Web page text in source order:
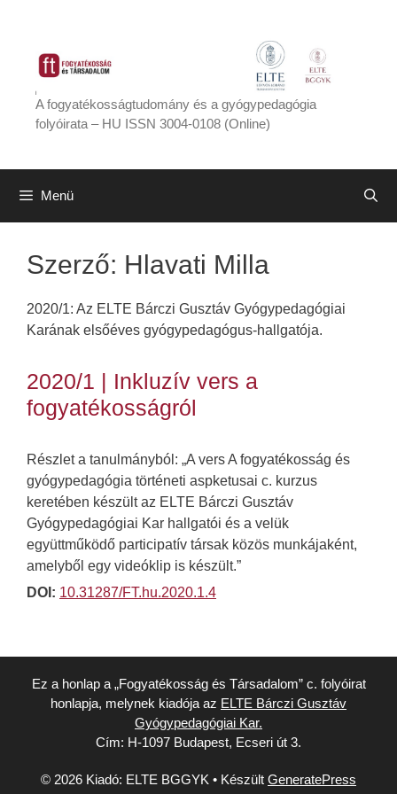
tartalomba
A fogyatékosságtudomány és a gyógypedagógia
folyóirata – HU ISSN 3004-0108 (Online)
Menü
Szerző: Hlavati Milla
2020/1: Az ELTE Bárczi Gusztáv Gyógypedagógiai
Karának elsőéves gyógypedagógus-hallgatója.
2020/1 | Inkluzív vers a
fogyatékosságról
Részlet a tanulmányból: „A vers A fogyatékosság és
gyógypedagógia történeti aspketusai c. kurzus
keretében készült az ELTE Bárczi Gusztáv
Gyógypedagógiai Kar hallgatói és a velük
együttműködő participatív társak közös munkájaként,
amelyből egy videóklip is készült.”
DOI: 10.31287/FT.hu.2020.1.4
Ez a honlap a „Fogyatékosság és Társadalom” c. folyóirat
honlapja, melynek kiadója az ELTE Bárczi Gusztáv
Gyógypedagógiai Kar.
Cím: H-1097 Budapest, Ecseri út 3.
© 2026 Kiadó: ELTE BGGYK • Készült GeneratePress